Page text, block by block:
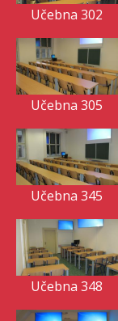
Učebna 302
Učebna 305
Učebna 345
Učebna 348